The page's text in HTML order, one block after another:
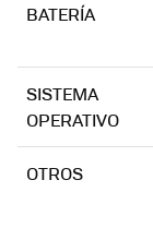
BATERÍA
SISTEMA
OPERATIVO
OTROS